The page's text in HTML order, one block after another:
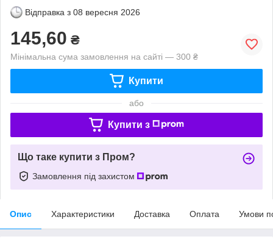
Відправка з 08 вересня 2026
145,60 ₴
Мінімальна сума замовлення на сайті — 300 ₴
Купити
або
Купити з
Що таке купити з Пром?
Замовлення під захистом
Опис Характеристики Доставка Оплата Умови